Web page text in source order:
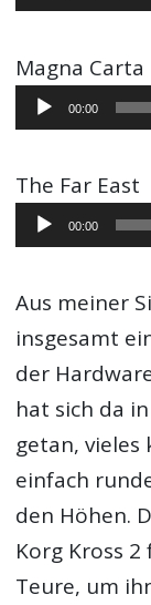
Player
Magna Carta
Audio-
Player
00:00
The Far East
Audio-
Player
00:00
Aus meiner
insgesamt
der
hat sich da
getan,
einfach
den Höhen.
Korg Kross
Teure, um